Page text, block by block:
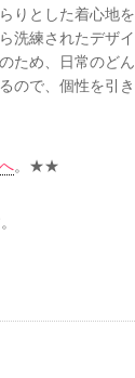
りとした着心地を
洗練されたデザイ
ため、日常のどん
ので、個性を引き
。★★